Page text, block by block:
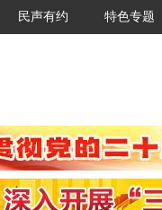
民声有约 特色专题